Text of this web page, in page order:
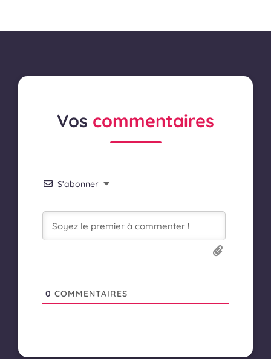
Vos commentaires
S’abonner
0 COMMENTAIRES